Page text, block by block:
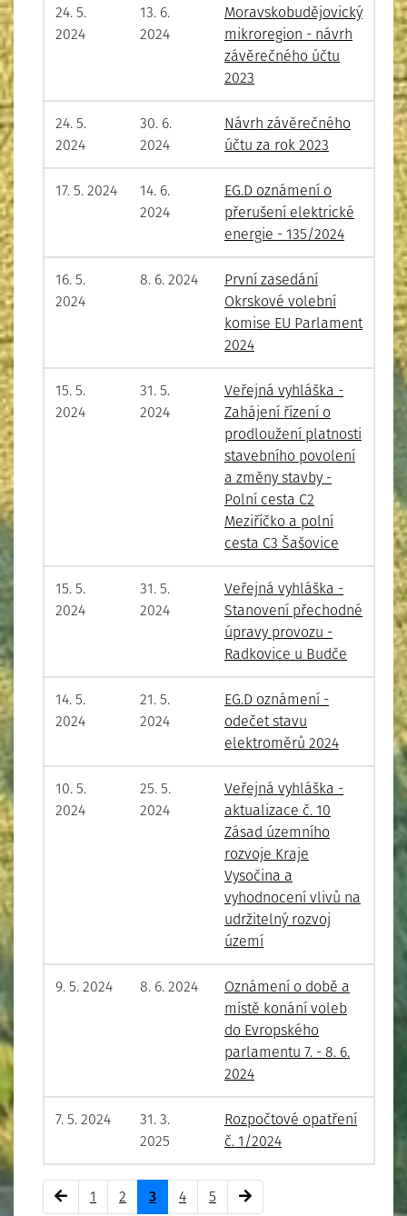
24. 5.
2024
13. 6.
2024
Moravskobudějovický
mikroregion - návrh
závěrečného účtu
2023
24. 5.
2024
30. 6.
2024
Návrh závěrečného
účtu za rok 2023
17. 5. 2024
14. 6.
2024
EG.D oznámení o
přerušení elektrické
energie - 135/2024
16. 5.
2024
8. 6. 2024
První zasedání
Okrskové volební
komise EU Parlament
2024
15. 5.
2024
31. 5.
2024
Veřejná vyhláška -
Zahájení řízení o
prodloužení platnosti
stavebního povolení
a změny stavby -
Polní cesta C2
Meziříčko a polní
cesta C3 Šašovice
15. 5.
2024
31. 5.
2024
Veřejná vyhláška -
Stanovení přechodné
úpravy provozu -
Radkovice u Budče
14. 5.
2024
21. 5.
2024
EG.D oznámení -
odečet stavu
elektroměrů 2024
10. 5.
2024
25. 5.
2024
Veřejná vyhláška -
aktualizace č. 10
Zásad územního
rozvoje Kraje
Vysočina a
vyhodnocení vlivů na
udržitelný rozvoj
území
9. 5. 2024 8. 6. 2024
Oznámení o době a
místě konání voleb
do Evropského
parlamentu 7. - 8. 6.
2024
7. 5. 2024
31. 3.
2025
Rozpočtové opatření
č. 1/2024
Předchozí strana
1 (aktuální stránka)
2 (aktuální stránka)
3 4(aktuální stránka)
5 (aktuální stránka)
Další strana